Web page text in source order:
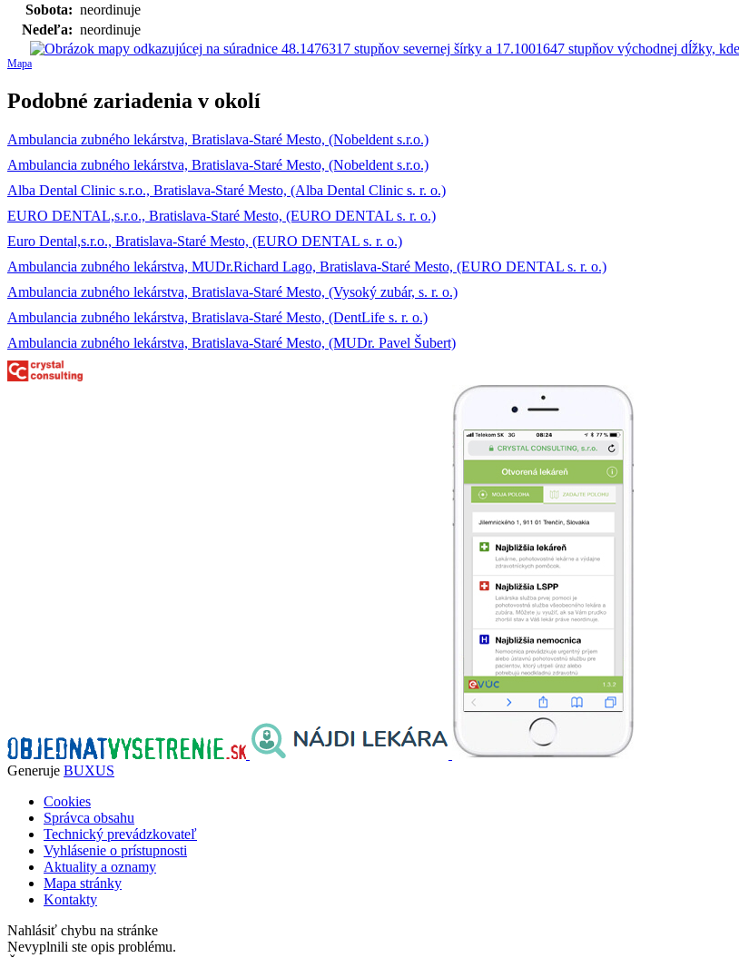
Sobota: neordinuje
Nedeľa: neordinuje
Mapa
Podobné zariadenia v okolí
Ambulancia zubného lekárstva, Bratislava-Staré Mesto, (Nobeldent s.r.o.)
Ambulancia zubného lekárstva, Bratislava-Staré Mesto, (Nobeldent s.r.o.)
Alba Dental Clinic s.r.o., Bratislava-Staré Mesto, (Alba Dental Clinic s. r. o.)
EURO DENTAL,s.r.o., Bratislava-Staré Mesto, (EURO DENTAL s. r. o.)
Euro Dental,s.r.o., Bratislava-Staré Mesto, (EURO DENTAL s. r. o.)
Ambulancia zubného lekárstva, MUDr.Richard Lago, Bratislava-Staré Mesto, (EURO DENTAL s. r. o.)
Ambulancia zubného lekárstva, Bratislava-Staré Mesto, (Vysoký zubár, s. r. o.)
Ambulancia zubného lekárstva, Bratislava-Staré Mesto, (DentLife s. r. o.)
Ambulancia zubného lekárstva, Bratislava-Staré Mesto, (MUDr. Pavel Šubert)
Generuje BUXUS
Cookies
Správca obsahu
Technický prevádzkovateľ
Vyhlásenie o prístupnosti
Aktuality a oznamy
Mapa stránky
Kontakty
Nahlásiť chybu na stránke
Nevyplnili ste opis problému.